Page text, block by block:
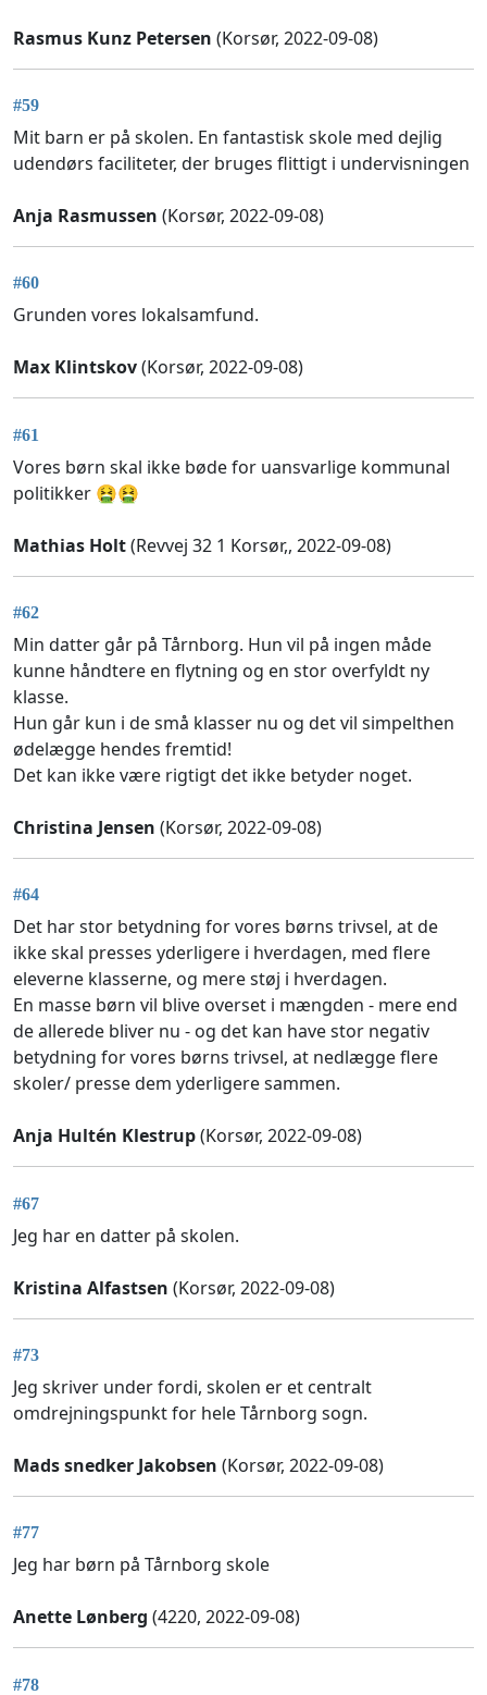
Rasmus Kunz Petersen (Korsør, 2022-09-08)
#59
Mit barn er på skolen. En fantastisk skole med dejlig
udendørs faciliteter, der bruges flittigt i undervisningen
Anja Rasmussen (Korsør, 2022-09-08)
#60
Grunden vores lokalsamfund.
Max Klintskov(Korsør, 2022-09-08)
#61
Vores børn skal ikke bøde for uansvarlige kommunal
politikker 🤮🤮
Mathias Holt(Revvej 32 1 Korsør,, 2022-09-08)
#62
Min datter går på Tårnborg. Hun vil på ingen måde
kunne håndtere en flytning og en stor overfyldt ny
klasse.
Hun går kun i de små klasser nu og det vil simpelthen
ødelægge hendes fremtid!
Det kan ikke være rigtigt det ikke betyder noget.
Christina Jensen (Korsør, 2022-09-08)
#64
Det har stor betydning for vores børns trivsel, at de
ikke skal presses yderligere i hverdagen, med flere
eleverne klasserne, og mere støj i hverdagen.
En masse børn vil blive overset i mængden - mere end
de allerede bliver nu - og det kan have stor negativ
betydning for vores børns trivsel, at nedlægge flere
skoler/ presse dem yderligere sammen.
Anja Hultén Klestrup(Korsør, 2022-09-08)
#67
Jeg har en datter på skolen.
Kristina Alfastsen (Korsør, 2022-09-08)
#73
Jeg skriver under fordi, skolen er et centralt
omdrejningspunkt for hele Tårnborg sogn.
Mads snedker Jakobsen (Korsør, 2022-09-08)
#77
Jeg har børn på Tårnborg skole
Anette Lønberg (4220, 2022-09-08)
#78